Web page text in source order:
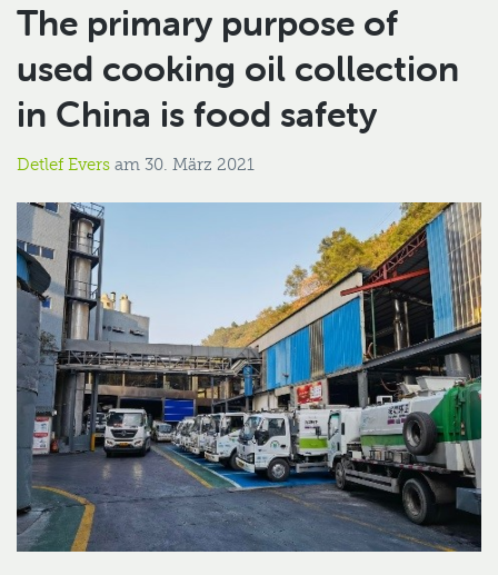
The primary purpose of
used cooking oil collection
in China is food safety
Detlef Evers am 30. März 2021